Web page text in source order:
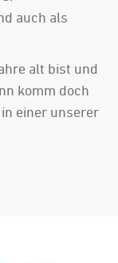
auch als
alt bist und
komm doch
einer unserer